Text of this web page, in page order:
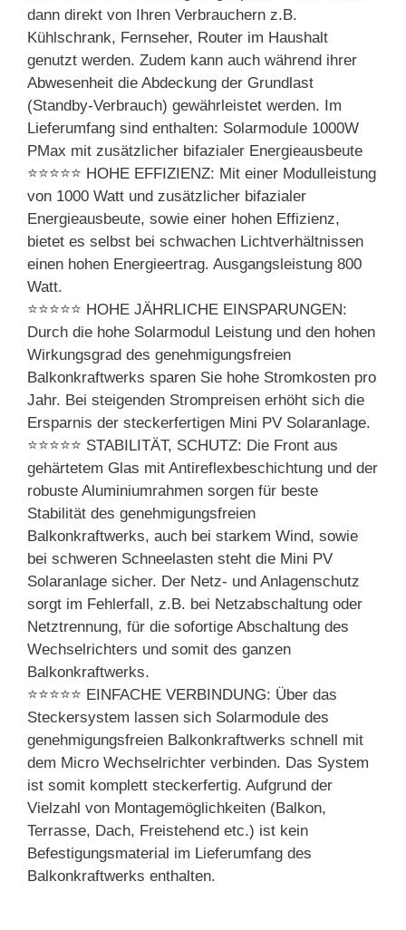
dann direkt von Ihren Verbrauchern z.B.
Kühlschrank, Fernseher, Router im Haushalt
genutzt werden. Zudem kann auch während ihrer
Abwesenheit die Abdeckung der Grundlast
(Standby-Verbrauch) gewährleistet werden. Im
Lieferumfang sind enthalten: Solarmodule 1000W
PMax mit zusätzlicher bifazialer Energieausbeute
⭐⭐⭐⭐⭐ HOHE EFFIZIENZ: Mit einer Modulleistung
von 1000 Watt und zusätzlicher bifazialer
Energieausbeute, sowie einer hohen Effizienz,
bietet es selbst bei schwachen Lichtverhältnissen
einen hohen Energieertrag. Ausgangsleistung 800
Watt.
⭐⭐⭐⭐⭐ HOHE JÄHRLICHE EINSPARUNGEN:
Durch die hohe Solarmodul Leistung und den hohen
Wirkungsgrad des genehmigungsfreien
Balkonkraftwerks sparen Sie hohe Stromkosten pro
Jahr. Bei steigenden Strompreisen erhöht sich die
Ersparnis der steckerfertigen Mini PV Solaranlage.
⭐⭐⭐⭐⭐ STABILITÄT, SCHUTZ: Die Front aus
gehärtetem Glas mit Antireflexbeschichtung und der
robuste Aluminiumrahmen sorgen für beste
Stabilität des genehmigungsfreien
Balkonkraftwerks, auch bei starkem Wind, sowie
bei schweren Schneelasten steht die Mini PV
Solaranlage sicher. Der Netz- und Anlagenschutz
sorgt im Fehlerfall, z.B. bei Netzabschaltung oder
Netztrennung, für die sofortige Abschaltung des
Wechselrichters und somit des ganzen
Balkonkraftwerks.
⭐⭐⭐⭐⭐ EINFACHE VERBINDUNG: Über das
Steckersystem lassen sich Solarmodule des
genehmigungsfreien Balkonkraftwerks schnell mit
dem Micro Wechselrichter verbinden. Das System
ist somit komplett steckerfertig. Aufgrund der
Vielzahl von Montagemöglichkeiten (Balkon,
Terrasse, Dach, Freistehend etc.) ist kein
Befestigungsmaterial im Lieferumfang des
Balkonkraftwerks enthalten.